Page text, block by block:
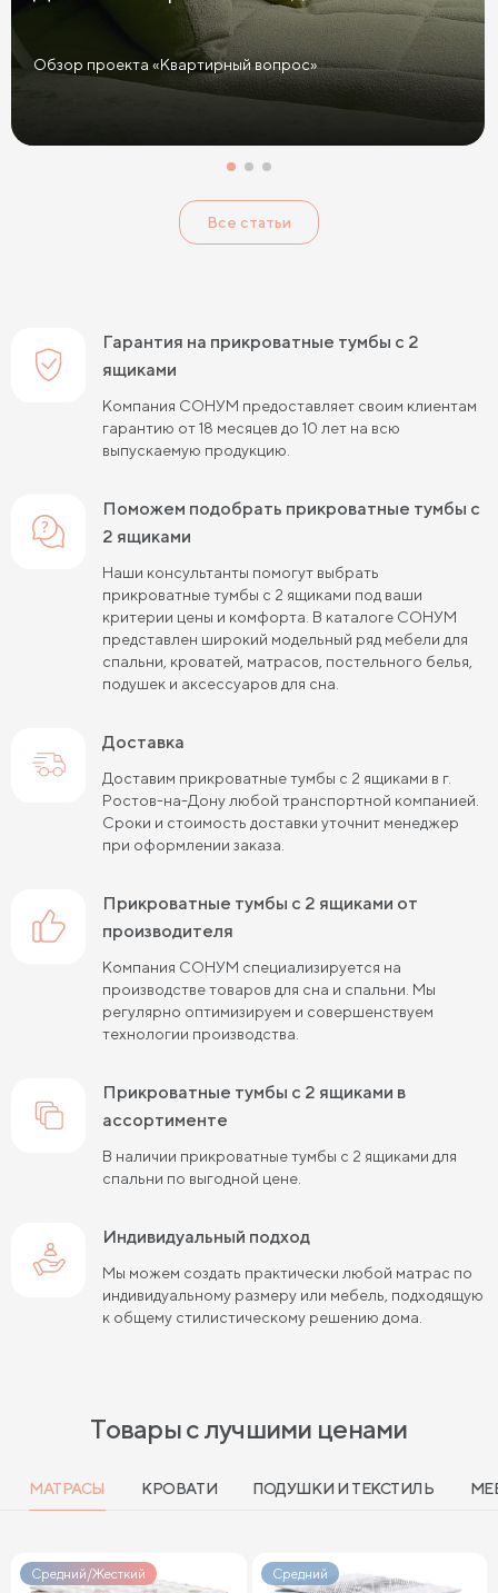
Прикроватные тумбы графит
Желтые прикроватные тумбы
Красные прикроватные тумбы
Тумбы Кашемир Тумбы Лофт
Тумбы с 1 ящиком
Обзор проекта «Квартирный вопрос»
Все статьи
Гарантия на прикроватные тумбы с 2
ящиками
Компания СОНУМ предоставляет своим клиентам
гарантию от 18 месяцев до 10 лет на всю
выпускаемую продукцию.
Поможем подобрать прикроватные тумбы с
2 ящиками
Наши консультанты помогут выбрать
прикроватные тумбы с 2 ящиками под ваши
критерии цены и комфорта. В каталоге СОНУМ
представлен широкий модельный ряд мебели для
спальни, кроватей, матрасов, постельного белья,
подушек и аксессуаров для сна.
Доставка
Доставим прикроватные тумбы с 2 ящиками в г.
Ростов-на-Дону любой транспортной компанией.
Сроки и стоимость доставки уточнит менеджер
при оформлении заказа.
прикроватные тумбы с 2 ящиками от
производителя
Компания СОНУМ специализируется на
производстве товаров для сна и спальни. Мы
регулярно оптимизируем и совершенствуем
технологии производства.
прикроватные тумбы с 2 ящиками в
ассортименте
В наличии прикроватные тумбы с 2 ящиками для
спальни по выгодной цене.
Индивидуальный подход
Мы можем создать практически любой матрас по
индивидуальному размеру или мебель, подходящую
к общему стилистическому решению дома.
Товары с лучшими ценами
МАТРАСЫ КРОВАТИ ПОДУШКИ И ТЕКСТИЛЬ
Средний/Жесткий
Средний